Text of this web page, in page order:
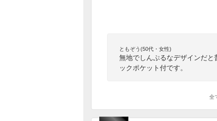
ともぞう(50代・女性)
無地でしんぷるなデザインだ
ックポケット付です。
全